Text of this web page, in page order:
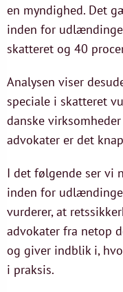
en myndighed. Det
inden for
skatteret og 40
Analysen viser
speciale i skatteret
danske
advokater er det
I det følgende ser vi
inden for
vurderer, at
advokater fra netop
og giver indblik i,
i praksis.